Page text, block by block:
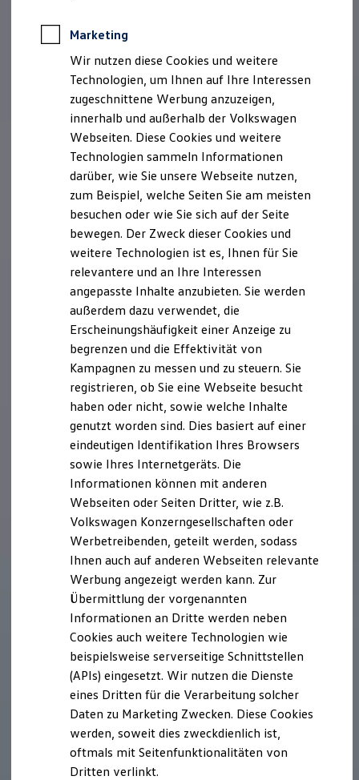
Rekuperation
Laden unterwegs
Laden Zuhause
Ladestationen finden
Ladezeitensimulator
Batterie
Sicherheit
Nachhaltigkeit
Technologie
Kosten und Kauf
Verbrauchskosten
Kaufoptionen
E-Auto-Förderung
Software und Konnektivität
Die ID. Software 6
ID. Software Versionen und Updates
Digitale Extras
Schnittstellen zu Ihrem ID.
Marke und Erlebnis
Volkswagen R und R Experience
R-Modelle
R Experience
Driving Experience
Volkswagen entdecken
Werkbesichtigung
Lifestyle Shop
T-Roc Kollektion
Golf Kollektion
Volkswagen Kollektion
R-Kollektion
GTI Kollektion
Fußball Drop
we drive football
#wedriveproud
Besitzer und Service
myVolkswagen
Software Updates
Service und Ersatzteile
Inspektion und HU/AU
Reparaturen und Checks
Motorenöl und Flüssigkeiten
Räder und Reifen
Pannen- und Unfallhilfe
Economy Service
Volkswagen Teile
Zubehör
Modellspezifisches Zubehör
Marketing
Wir nutzen diese Cookies und weitere
Technologien, um Ihnen auf Ihre Interessen
zugeschnittene Werbung anzuzeigen,
innerhalb und außerhalb der Volkswagen
Webseiten. Diese Cookies und weitere
Technologien sammeln Informationen
darüber, wie Sie unsere Webseite nutzen,
zum Beispiel, welche Seiten Sie am meisten
besuchen oder wie Sie sich auf der Seite
bewegen. Der Zweck dieser Cookies und
weitere Technologien ist es, Ihnen für Sie
relevantere und an Ihre Interessen
angepasste Inhalte anzubieten. Sie werden
außerdem dazu verwendet, die
Erscheinungshäufigkeit einer Anzeige zu
begrenzen und die Effektivität von
Kampagnen zu messen und zu steuern. Sie
registrieren, ob Sie eine Webseite besucht
haben oder nicht, sowie welche Inhalte
genutzt worden sind. Dies basiert auf einer
eindeutigen Identifikation Ihres Browsers
sowie Ihres Internetgeräts. Die
Informationen können mit anderen
Webseiten oder Seiten Dritter, wie z.B.
Volkswagen Konzerngesellschaften oder
Werbetreibenden, geteilt werden, sodass
Ihnen auch auf anderen Webseiten relevante
Werbung angezeigt werden kann. Zur
Übermittlung der vorgenannten
Informationen an Dritte werden neben
Cookies auch weitere Technologien wie
beispielsweise serverseitige Schnittstellen
(APIs) eingesetzt. Wir nutzen die Dienste
eines Dritten für die Verarbeitung solcher
Daten zu Marketing Zwecken. Diese Cookies
werden, soweit dies zweckdienlich ist,
oftmals mit Seitenfunktionalitäten von
Dritten verlinkt.